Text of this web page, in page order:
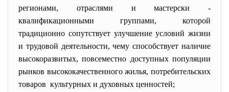
регионами, отраслями и мастерски -
квалификационными группами, которой
традиционно сопутствует улучшение условий жизни
и трудовой деятельности, чему способствует наличие
высокоразвитых, повсеместно доступных популяции
рынков высококачественного жилья, потребительских
товаров культурных и духовных ценностей;